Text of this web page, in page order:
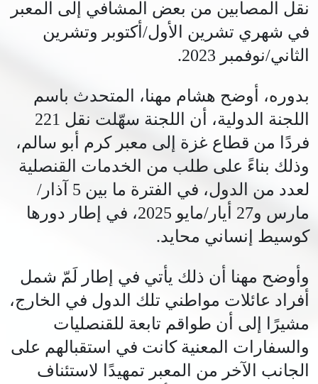
نقل المصابين من بعض المشافي إلى المعبر
في شهري تشرين الأول/أكتوبر وتشرين
الثاني/نوفمبر 2023.
بدوره، أوضح هشام مهنا، المتحدث باسم
اللجنة الدولية، أن اللجنة سهّلت نقل 221
فردًا من قطاع غزة إلى معبر كرم أبو سالم،
وذلك بناءً على طلب من الخدمات القنصلية
لعدد من الدول، في الفترة ما بين 5 آذار/
مارس و27 أيار/مايو 2025، في إطار دورها
كوسيط إنساني محايد.
وأوضح مهنا أن ذلك يأتي في إطار لَمّ شمل
أفراد عائلات مواطني تلك الدول في الخارج،
مشيرًا إلى أن طواقم تابعة للقنصليات
والسفارات المعنية كانت في استقبالهم على
الجانب الآخر من المعبر تمهيدًا لاستئناف